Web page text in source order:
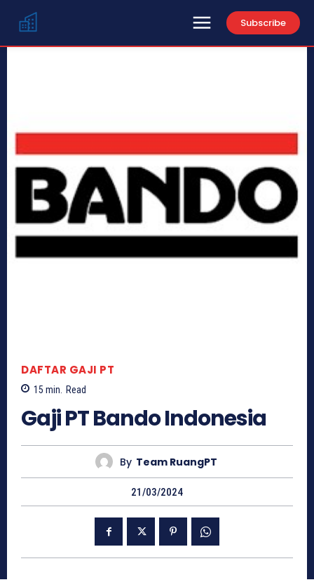
Subscribe
DAFTAR GAJI PT
15 min. Read
Gaji PT Bando Indonesia
By Team RuangPT
21/03/2024